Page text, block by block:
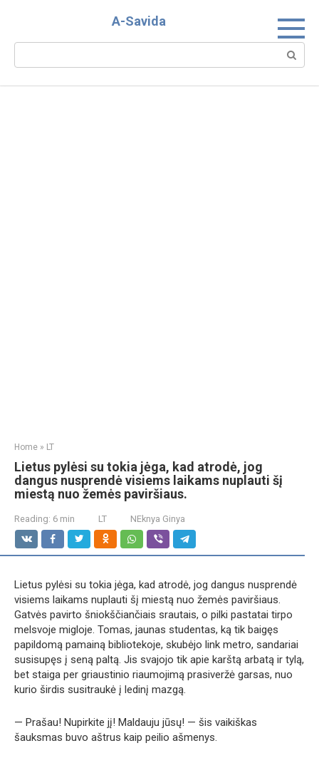
A-Savida
Search:
Home » LT
Lietus pylėsi su tokia jėga, kad atrodė, jog
dangus nusprendė visiems laikams nuplauti šį
miestą nuo žemės paviršiaus.
Reading: 6 min LT NEknya Ginya
Lietus pylėsi su tokia jėga, kad atrodė, jog dangus nusprendė
visiems laikams nuplauti šį miestą nuo žemės paviršiaus.
Gatvės pavirto šniokščiančiais srautais, o pilki pastatai tirpo
melsvoje migloje. Tomas, jaunas studentas, ką tik baigęs
papildomą pamainą bibliotekoje, skubėjo link metro, sandariai
susisupęs į seną paltą. Jis svajojo tik apie karštą arbatą ir tylą,
bet staiga per griaustinio riaumojimą prasiveržė garsas, nuo
kurio širdis susitraukė į ledinį mazgą.
— Prašau! Nupirkite jį! Maldauju jūsų! — šis vaikiškas
šauksmas buvo aštrus kaip peilio ašmenys.